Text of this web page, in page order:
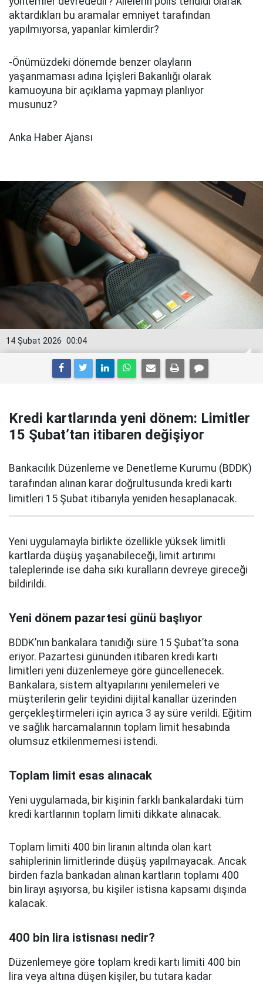
aktardıkları bu aramalar emniyet tarafından
yapılmıyorsa, yapanlar kimlerdir?
-Önümüzdeki dönemde benzer olayların
yaşanmaması adına İçişleri Bakanlığı olarak
kamuoyuna bir açıklama yapmayı planlıyor
musunuz?
Anka Haber Ajansı
00:04
14 Şubat 2026
Kredi kartlarında yeni dönem: Limitler
15 Şubat’tan itibaren değişiyor
Bankacılık Düzenleme ve Denetleme Kurumu (BDDK)
tarafından alınan karar doğrultusunda kredi kartı
limitleri 15 Şubat itibarıyla yeniden hesaplanacak.
Yeni uygulamayla birlikte özellikle yüksek limitli
kartlarda düşüş yaşanabileceği, limit artırımı
taleplerinde ise daha sıkı kuralların devreye gireceği
bildirildi.
Yeni dönem pazartesi günü başlıyor
BDDK’nın bankalara tanıdığı süre 15 Şubat’ta sona
eriyor. Pazartesi gününden itibaren kredi kartı
limitleri yeni düzenlemeye göre güncellenecek.
Bankalara, sistem altyapılarını yenilemeleri ve
müşterilerin gelir teyidini dijital kanallar üzerinden
gerçekleştirmeleri için ayrıca 3 ay süre verildi. Eğitim
ve sağlık harcamalarının toplam limit hesabında
olumsuz etkilenmemesi istendi.
Toplam limit esas alınacak
Yeni uygulamada, bir kişinin farklı bankalardaki tüm
kredi kartlarının toplam limiti dikkate alınacak.
Toplam limiti 400 bin liranın altında olan kart
sahiplerinin limitlerinde düşüş yapılmayacak. Ancak
birden fazla bankadan alınan kartların toplamı 400
bin lirayı aşıyorsa, bu kişiler istisna kapsamı dışında
kalacak.
400 bin lira istisnası nedir?
Düzenlemeye göre toplam kredi kartı limiti 400 bin
lira veya altına düşen kişiler, bu tutara kadar